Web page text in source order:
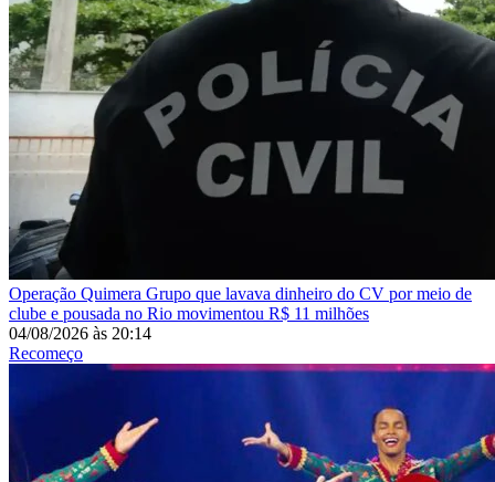
Operação Quimera Grupo que lavava dinheiro do CV por meio de
clube e pousada no Rio movimentou R$ 11 milhões
04/08/2026 às 20:14
Recomeço